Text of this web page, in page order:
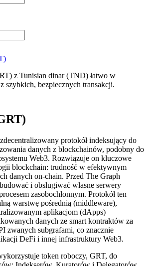
z Tunisian dinar (TND) łatwo w
szybkich, bezpiecznych transakcji.
protokół indeksujący do
danych z blockchainów, podobny do
Web3. Rozwiązuje on kluczowe
blockchain: trudność w efektywnym
danych on-chain. Przed The Graph
i obsługiwać własne serwery
zasobochłonnym. Protokół ten
warstwę pośrednią (middleware),
aplikacjom (dApps)
danych ze smart kontraktów za
zwanych subgrafami, co znacznie
DeFi i innej infrastruktury Web3.
token roboczy, GRT, do